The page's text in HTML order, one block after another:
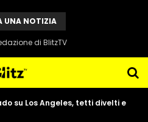
UNA NOTIZIA
di BlitzTV
su Los Angeles, tetti divelti e